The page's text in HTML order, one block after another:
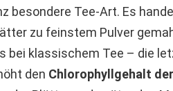
besondere Tee-Art. Es
zu feinstem Pulver
bei klassischem Tee – die
den Chlorophyllgehalt